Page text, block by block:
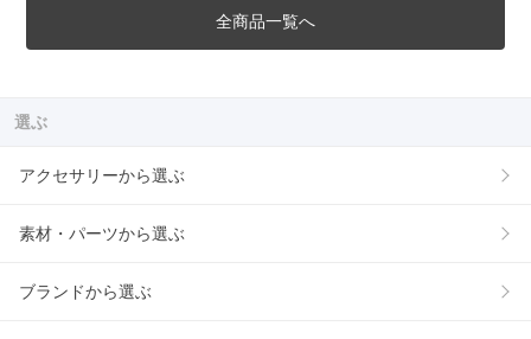
全商品一覧へ
選ぶ
アクセサリーから選ぶ
素材・パーツから選ぶ
ブランドから選ぶ